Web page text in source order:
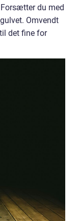
du med
Omvendt
det fine for